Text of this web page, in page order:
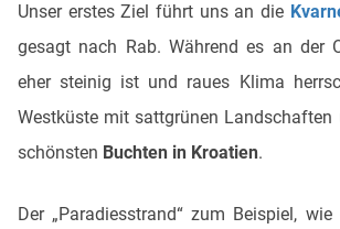
Unser erstes Ziel führt uns an die
gesagt nach Rab. Während es an der
eher steinig ist und raues Klima
Westküste mit sattgrünen Landschaften
schönsten Buchten in Kroatien.
Der „Paradiesstrand“ zum Beispiel,